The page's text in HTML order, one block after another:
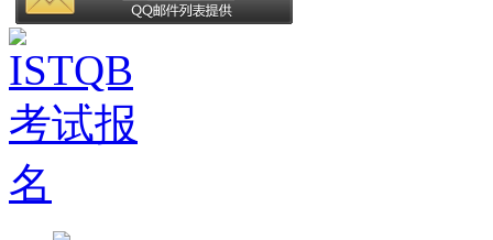
v4.1_CN1.0（中文版）